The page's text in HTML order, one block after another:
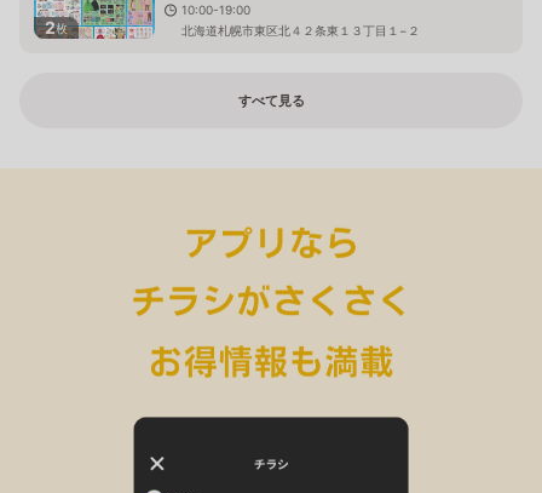
2枚
10:00-19:00
北海道札幌市東区北４２条東１３丁目１−２
すべて見る